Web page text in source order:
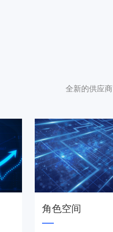
全新的供应
角色空间